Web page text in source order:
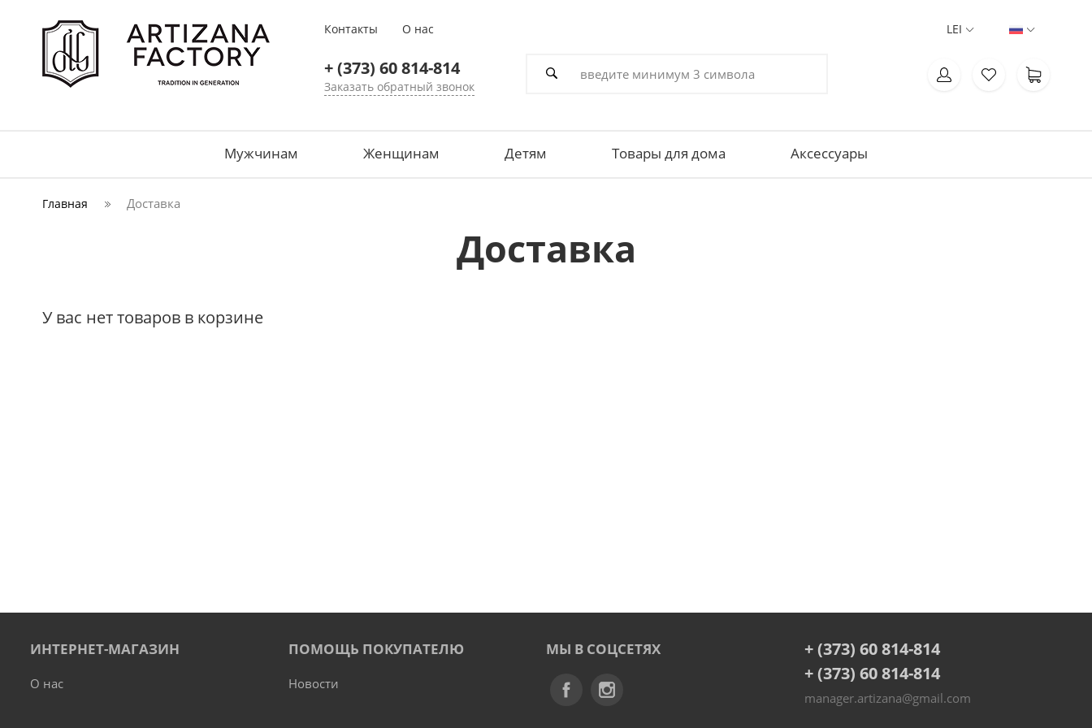
Контакты О нас
+ (373) 60 814-814
Заказать обратный звонок
LEI
Мужчинам Женщинам Детям Товары для дома Aксессуары
Главная Доставка
Доставка
У вас нет товаров в корзине
ИНТЕРНЕТ-МАГАЗИН
О нас
ПОМОЩЬ ПОКУПАТЕЛЮ
Новости
МЫ В СОЦСЕТЯХ
+ (373) 60 814-814
+ (373) 60 814-814
manager.artizana@gmail.com